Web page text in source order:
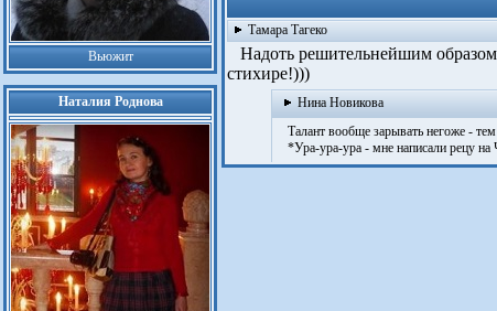
Вьюжит
Наталия Роднова
Тамара Тагеко
Надоть решительнейшим
стихире!)))
Нина Новикова
Талант вообще зарывать негоже -
*Ура-ура-ура - мне написали рецу